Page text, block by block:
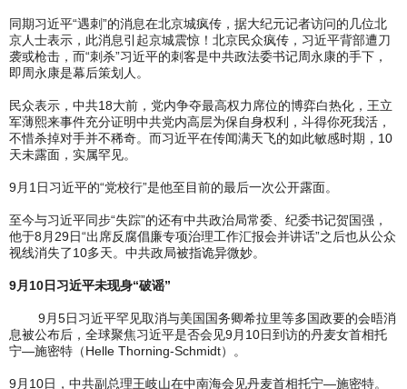
同期习近平“遇刺”的消息在北京城疯传，据大纪元记者访问的几位北
京人士表示，此消息引起京城震惊！北京民众疯传，习近平背部遭刀
袭或枪击，而“刺杀”习近平的刺客是中共政法委书记周永康的手下，
即周永康是幕后策划人。
民众表示，中共18大前，党内争夺最高权力席位的博弈白热化，王立
军薄熙来事件充分证明中共党内高层为保自身权利，斗得你死我活，
不惜杀掉对手并不稀奇。而习近平在传闻满天飞的如此敏感时期，10
天未露面，实属罕见。
9月1日习近平的“党校行”是他至目前的最后一次公开露面。
至今与习近平同步“失踪”的还有中共政治局常委、纪委书记贺国强，
他于8月29日“出席反腐倡廉专项治理工作汇报会并讲话”之后也从公众
视线消失了10多天。中共政局被指诡异微妙。
9月10日习近平未现身“破谣”
9月5日习近平罕见取消与美国国务卿希拉里等多国政要的会晤消
息被公布后，全球聚焦习近平是否会见9月10日到访的丹麦女首相托
宁—施密特（Helle Thorning-Schmidt）。
9月10日，中共副总理王岐山在中南海会见丹麦首相托宁—施密特。